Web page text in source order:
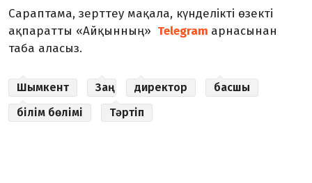
Сараптама, зерттеу мақала, күнделікті өзекті
ақпаратты «Айқынның» Telegram арнасынан
таба аласыз.
Шымкент Заң директор
басшы
білім бөлімі
Тәртіп